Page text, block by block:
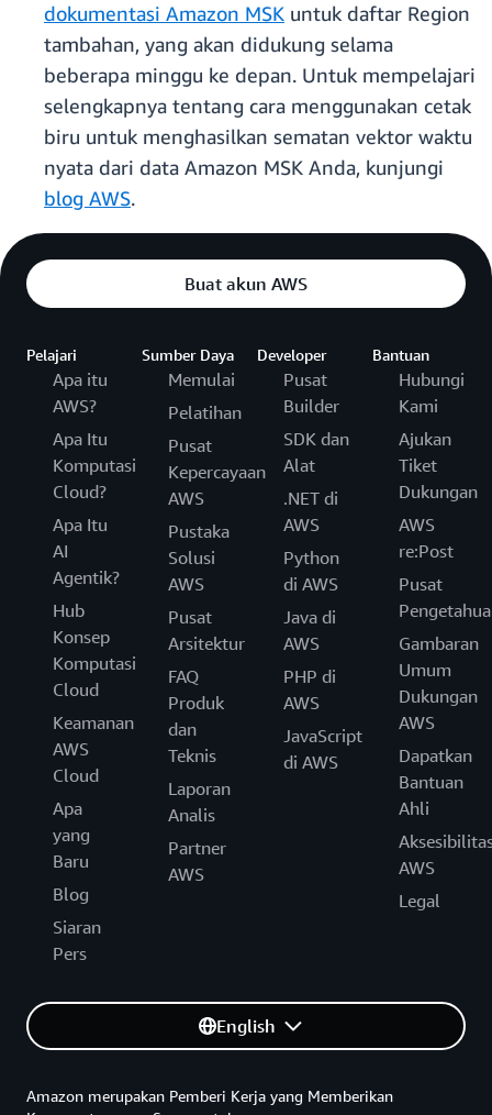
dokumentasi Amazon MSK untuk daftar Region
tambahan, yang akan didukung selama
beberapa minggu ke depan. Untuk mempelajari
selengkapnya tentang cara menggunakan cetak
biru untuk menghasilkan sematan vektor waktu
nyata dari data Amazon MSK Anda, kunjungi
blog AWS.
Buat akun AWS
Pelajari
Apa itu
AWS?
Apa Itu
Komputasi
Cloud?
Apa Itu
AI
Agentik?
Hub
Konsep
Komputasi
Cloud
Keamanan
AWS
Cloud
Apa
yang
Baru
Blog
Siaran
Pers
Sumber Daya
Memulai
Pelatihan
Pusat
Kepercayaan
AWS
Pustaka
Solusi
AWS
Pusat
Arsitektur
FAQ
Produk
dan
Teknis
Laporan
Analis
Partner
AWS
Developer
Pusat
Builder
SDK dan
Alat
.NET di
AWS
Python
di AWS
Java di
AWS
PHP di
AWS
JavaScript
di AWS
Bantuan
Hubungi
Kami
Ajukan
Tiket
Dukungan
AWS
re:Post
Pusat
Gambaran
Umum
Dukungan
AWS
Dapatkan
Bantuan
Ahli
AWS
Legal
English
Amazon merupakan Pemberi Kerja yang Memberikan